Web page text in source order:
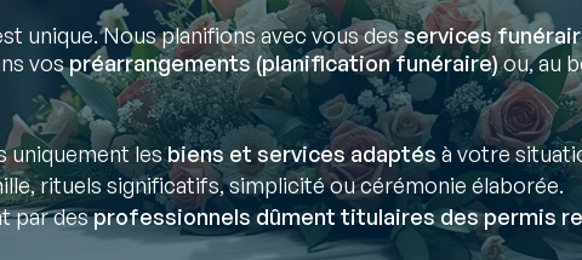
unique. Nous planifions avec vous desservices
vospréarrangements (planification funéraire)ou, au
uniquement lesbiens et services adaptésà votre
rituels significatifs, simplicité ou cérémonie élaborée.
par desprofessionnels dûment titulaires des permis